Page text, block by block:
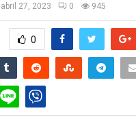
abril 27, 2023 0 945
0